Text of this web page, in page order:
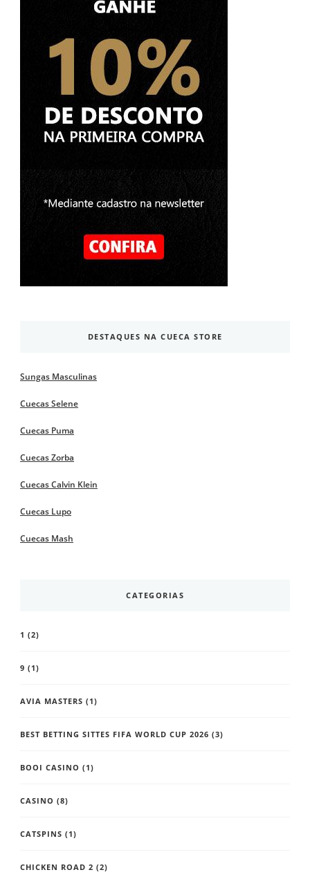
DESTAQUES NA CUECA STORE
Sungas Masculinas
Cuecas Selene
Cuecas Puma
Cuecas Zorba
Cuecas Calvin Klein
Cuecas Lupo
Cuecas Mash
CATEGORIAS
1 (2)
9 (1)
AVIA MASTERS (1)
BEST BETTING SITTES FIFA WORLD CUP 2026 (3)
BOOI CASINO (1)
CASINO (8)
CATSPINS (1)
CHICKEN ROAD 2 (2)